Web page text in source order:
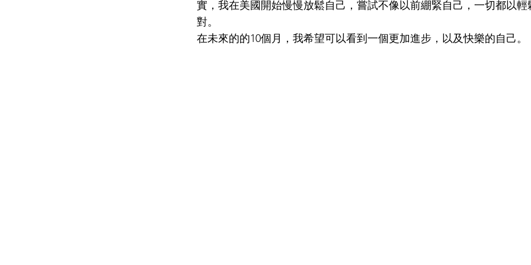
實，我在美國開始慢慢放鬆自己，嘗試不像以前綳緊自己，一切都以輕
對。
在未來的的10個月，我希望可以看到一個更加進步，以及快樂的自己。